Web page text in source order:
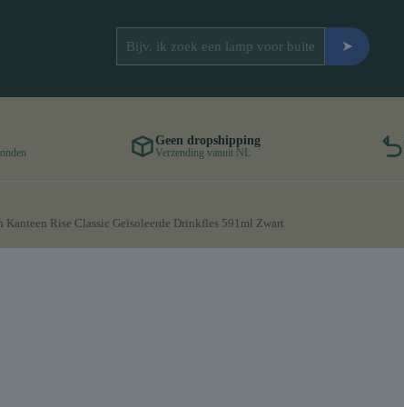
➤
Geen dropshipping
Verzending vanuit NL
Kanteen Rise Classic Geïsoleerde Drinkfles 591ml Zwart